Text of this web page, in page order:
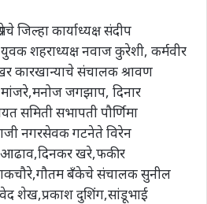
जिल्हा कार्याध्यक्ष संदीप
शहराध्यक्ष नवाज कुरेशी, कर्मवीर
कारखान्याचे संचालक श्रावण
जगझाप, दिनार
समिती सभापती पौर्णिमा
नगरसेवक गटनेते विरेन
आढाव,दिनकर खरे,फकीर
बँकेचे संचालक सुनील
शेख,प्रकाश दुशिंग,सांडूभाई